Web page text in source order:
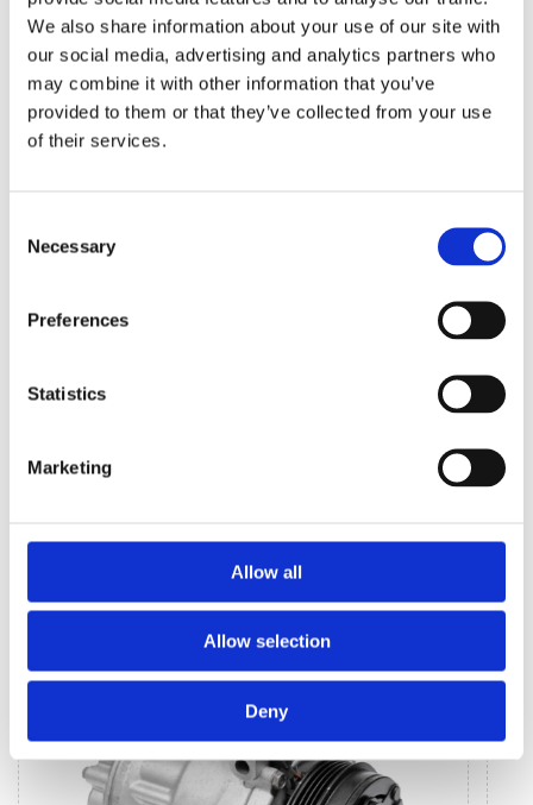
We also share information about your use of our site with
our social media, advertising and analytics partners who
may combine it with other information that you’ve
provided to them or that they’ve collected from your use
of their services.
Selection
Necessary
Preferences
Statistics
Marketing
Allow all
Allow selection
Deny
(3)